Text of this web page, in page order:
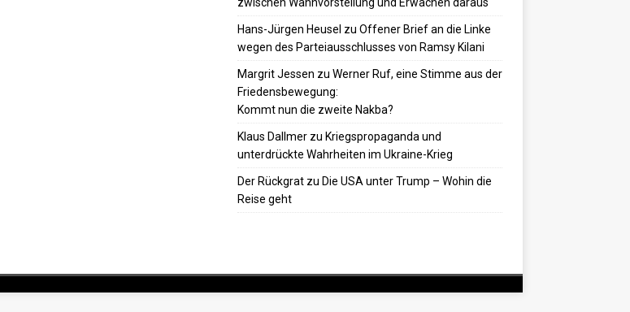
Hans-Jürgen Heusel zu Offener Brief an die Linke
wegen des Parteiausschlusses von Ramsy Kilani
Margrit Jessen zu Werner Ruf, eine Stimme aus der
Friedensbewegung:
Kommt nun die zweite Nakba?
Klaus Dallmerzu Kriegspropaganda und
unterdrückte Wahrheiten im Ukraine-Krieg
Der Rückgratzu Die USA unter Trump – Wohin die
Reise geht